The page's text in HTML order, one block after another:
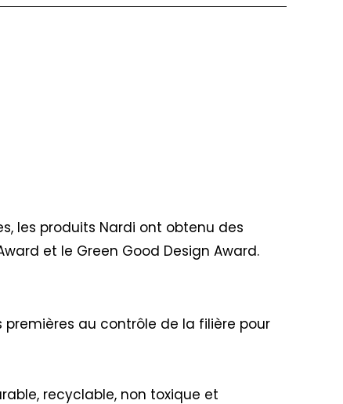
les produits Nardi ont obtenu des
et le Green Good Design Award.
au contrôle de la filière pour
recyclable, non toxique et